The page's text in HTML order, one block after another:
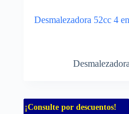
Desmalezadora 52cc 4
Desmalezadora
¡Consulte por descuentos!